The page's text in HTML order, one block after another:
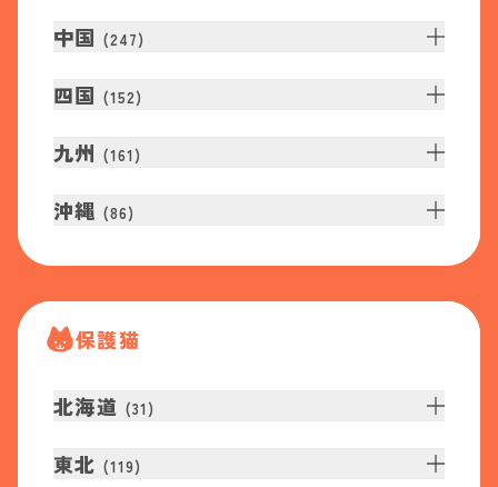
中国 (247)
四国 (152)
九州 (161 )
沖縄 (86)
保護猫
北海道 (31 )
東北 (119)